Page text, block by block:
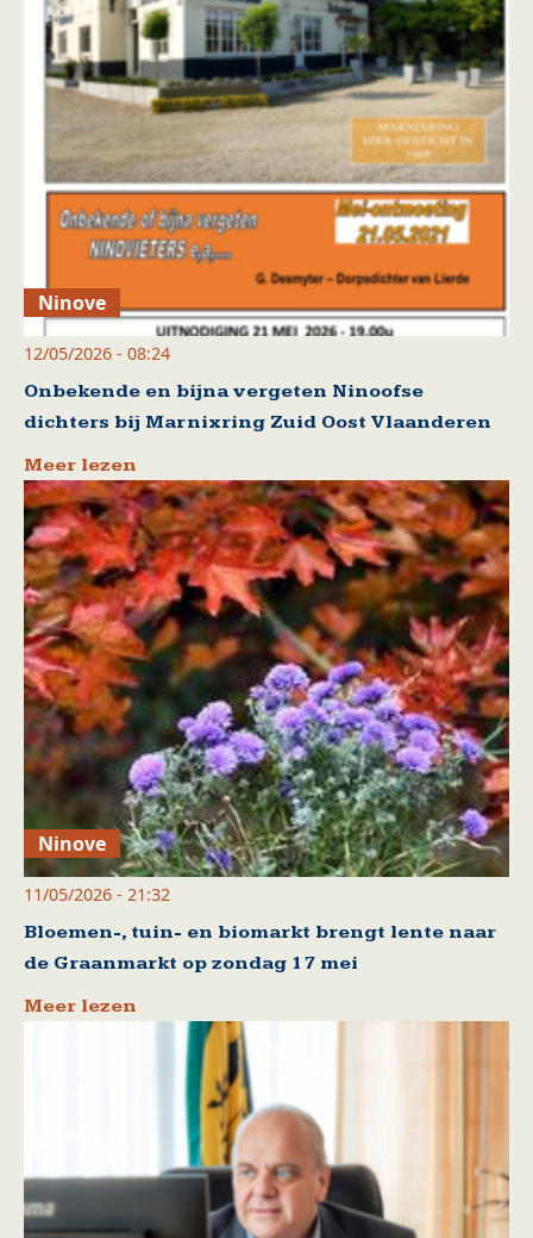
Ninove
12/05/2026 - 08:24
Onbekende en bijna vergeten Ninoofse
dichters bij Marnixring Zuid Oost Vlaanderen
Meer lezen
Ninove
11/05/2026 - 21:32
Bloemen-, tuin- en biomarkt brengt lente naar
de Graanmarkt op zondag 17 mei
Meer lezen